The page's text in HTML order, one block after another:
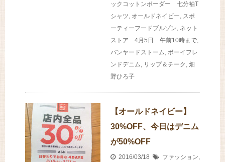
ックコットンボーダー 七分袖T
シャツ, オールドネイビー, スポ
ーティーフードブルゾン, ネット
ストア 4月5日 午前10時まで,
バンヤードストーム, ボーイフレ
ンドデニム, リップ＆チーク , 畑
野ひろ子
【オールドネイビー】
30%OFF、今日はデニム
が50%OFF
2016/03/18 ファッション,